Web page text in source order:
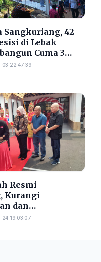
Sangkuriang, 42
di Lebak
Cuma 3
22:47:39
Resmi
Kurangi
dan
PAD Kota
19:03:07